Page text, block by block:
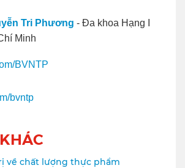
Tri Phương - Đa khoa Hạng I
Minh
BVNTP
bvntp
về chất lượng thực phẩm